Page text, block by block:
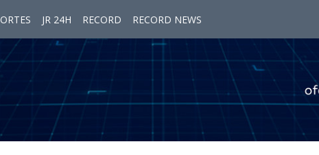
JR 24H RECORD RECORD NEWS